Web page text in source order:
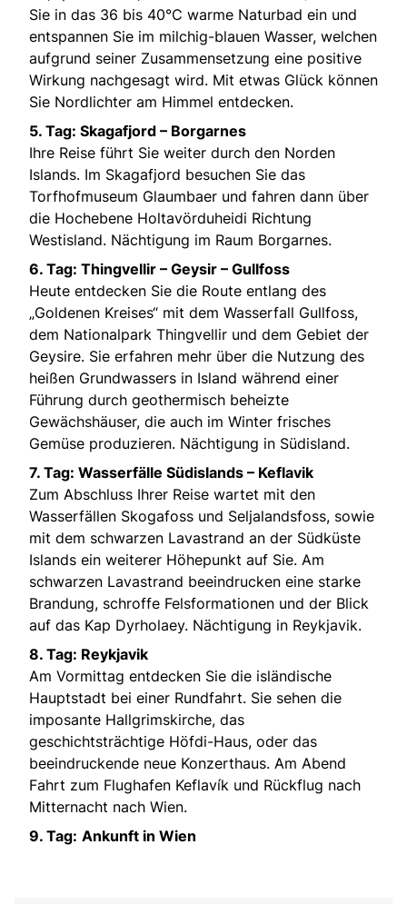
Sie in das 36 bis 40°C warme Naturbad ein und
entspannen Sie im milchig-blauen Wasser, welchen
aufgrund seiner Zusammensetzung eine positive
Wirkung nachgesagt wird. Mit etwas Glück können
Sie Nordlichter am Himmel entdecken.
5. Tag: Skagafjord – Borgarnes
Ihre Reise führt Sie weiter durch den Norden
Islands. Im Skagafjord besuchen Sie das
Torfhofmuseum Glaumbaer und fahren dann über
die Hochebene Holtavörduheidi Richtung
Westisland. Nächtigung im Raum Borgarnes.
6. Tag: Thingvellir – Geysir – Gullfoss
Heute entdecken Sie die Route entlang des
„Goldenen Kreises“ mit dem Wasserfall Gullfoss,
dem Nationalpark Thingvellir und dem Gebiet der
Geysire. Sie erfahren mehr über die Nutzung des
heißen Grundwassers in Island während einer
Führung durch geothermisch beheizte
Gewächshäuser, die auch im Winter frisches
Gemüse produzieren. Nächtigung in Südisland.
7. Tag: Wasserfälle Südislands – Keflavik
Zum Abschluss Ihrer Reise wartet mit den
Wasserfällen Skogafoss und Seljalandsfoss, sowie
mit dem schwarzen Lavastrand an der Südküste
Islands ein weiterer Höhepunkt auf Sie. Am
schwarzen Lavastrand beeindrucken eine starke
Brandung, schroffe Felsformationen und der Blick
auf das Kap Dyrholaey. Nächtigung in Reykjavik.
8. Tag: Reykjavik
Am Vormittag entdecken Sie die isländische
Hauptstadt bei einer Rundfahrt. Sie sehen die
imposante Hallgrimskirche, das
geschichtsträchtige Höfdi-Haus, oder das
beeindruckende neue Konzerthaus. Am Abend
Fahrt zum Flughafen Keflavík und Rückflug nach
Mitternacht nach Wien.
9. Tag: Ankunft in Wien